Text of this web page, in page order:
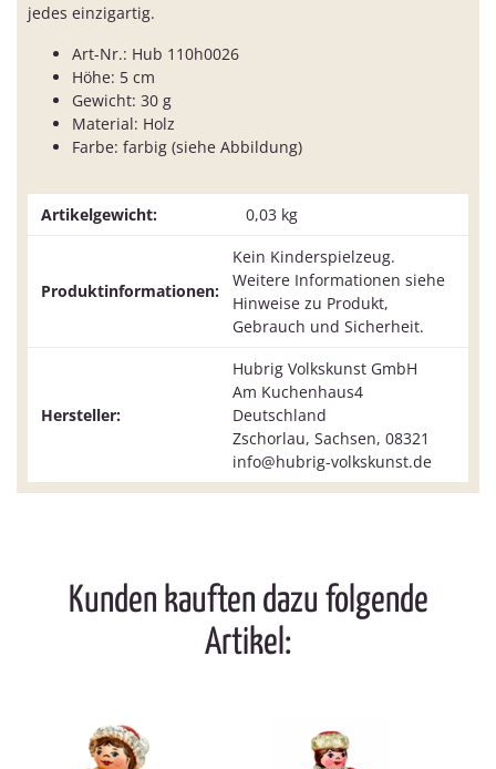
jedes einzigartig.
Art-Nr.: Hub 110h0026
Höhe: 5 cm
Gewicht: 30 g
Material: Holz
Farbe: farbig (siehe Abbildung)
Artikelgewicht: 0,03 kg
Produktinformationen:
Kein Kinderspielzeug.
Weitere Informationen siehe
Hinweise zu Produkt,
Gebrauch und Sicherheit.
Hersteller:
Hubrig Volkskunst GmbH
Am Kuchenhaus4
Deutschland
Zschorlau, Sachsen, 08321
info@hubrig-volkskunst.de
Kunden kauften dazu folgende
Artikel: